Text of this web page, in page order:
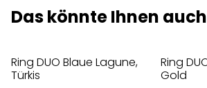
Das könnte Ihnen
Ring DUO Blaue Lagune,
Türkis
Ring
Gold